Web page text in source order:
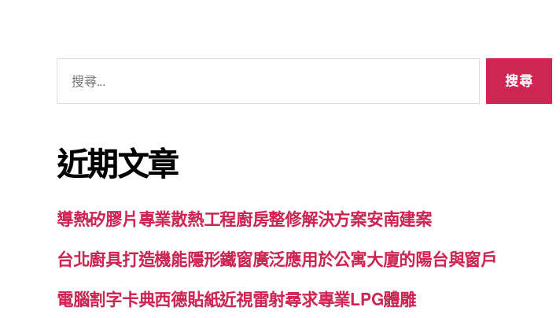
字:
近期文章
導熱矽膠片專業散熱工程廚房整修解決方案安南建案
台北廚具打造機能隱形鐵窗廣泛應用於公寓大廈的陽台與窗戶
電腦割字卡典西德貼紙近視雷射尋求專業LPG體雕